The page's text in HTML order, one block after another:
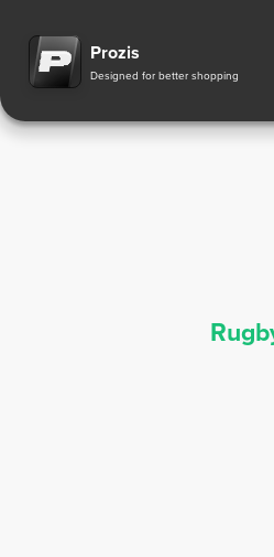
Prozis
Designed for better shopping